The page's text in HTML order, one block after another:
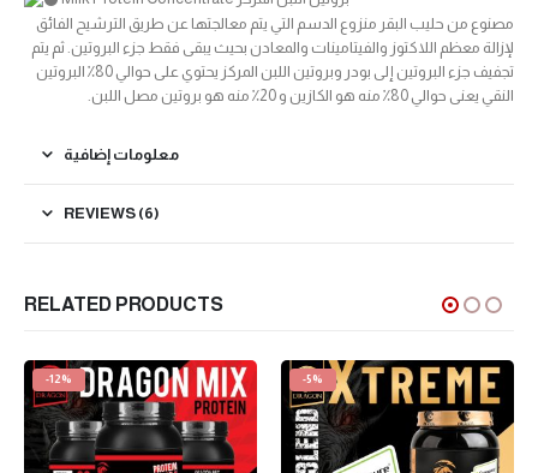
مصنوع من حليب البقر منزوع الدسم التي يتم معالجتها عن طريق الترشيح الفائق
لإزالة معظم اللاكتوز والفيتامينات والمعادن بحيث يبقى فقط جزء البروتين. ثم يتم
تجفيف جزء البروتين إلى بودر وبروتين اللبن المركز يحتوي على حوالي 80٪ البروتين
النقي يعنى حوالي 80٪ منه هو الكازين و 20٪ منه هو بروتين مصل اللبن.
معلومات إضافية
REVIEWS (6)
RELATED PRODUCTS
-12% -5%